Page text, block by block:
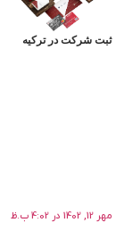
ثبت شرکت در ترکیه
مهر 12, 1402 در 4:02 ب.ظ